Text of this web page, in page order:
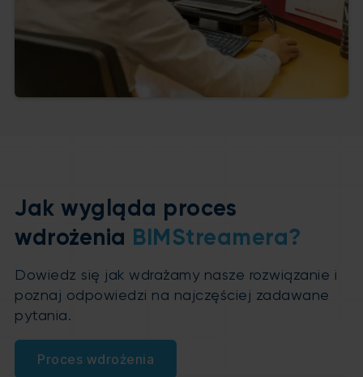
Jak wygląda proces
wdrożenia BIMStreamera?
Dowiedz się jak wdrażamy nasze rozwiązanie i
poznaj odpowiedzi na najczęściej zadawane
pytania.
Proces wdrożenia